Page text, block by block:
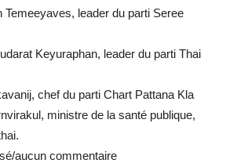
Temeeyaves, leader du parti Seree
Keyuraphan, leader du parti Thai
chef du parti Chart Pattana Kla
ministre de la santé publique,
aucun commentaire